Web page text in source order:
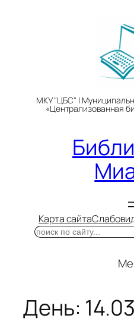
МКУ "ЦБС" |
«Централизованная
Карта сайта
Поиск
День: